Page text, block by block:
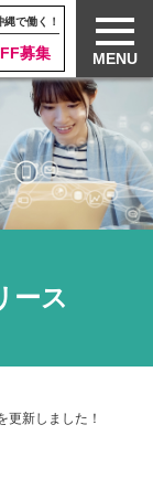
縄で働く！
募集 MENU
ース
更新しました！